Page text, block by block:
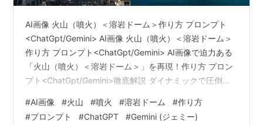
AI画像 火山（噴火）＜溶岩ドーム＞作り方 プロンプト
<ChatGpt/Gemini> AI画像 火山（噴火）＜溶岩ドーム＞
作り方 プロンプト<ChatGpt/Gemini> AI画像で迫力ある
「火山（噴火）＜溶岩ドーム＞」を再現！作り方 プロン
プト<ChatGpt/Gemini>徹底解説 ダイナミックで圧倒的
火）」や粘り気の強いマグマが盛り上がって形成される
「溶岩ドーム」は非常に人気の高いモチーフです。AI画
#AI画像 #火山 #噴火 #溶岩ドーム #作り方
#プロンプト #ChatGPT #Gemini (ジェミー)